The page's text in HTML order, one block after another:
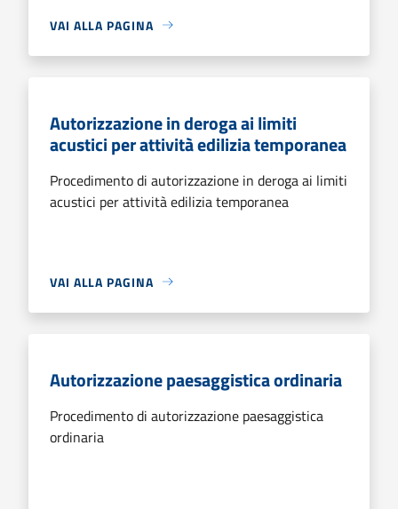
VAI ALLA PAGINA
Autorizzazione in deroga ai limiti
acustici per attività edilizia temporanea
Procedimento di autorizzazione in deroga ai limiti
acustici per attività edilizia temporanea
VAI ALLA PAGINA
Autorizzazione paesaggistica ordinaria
Procedimento di autorizzazione paesaggistica
ordinaria